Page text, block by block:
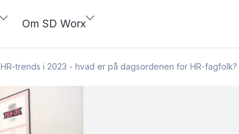
Om SD Worx
HR-trends i 2023 - hvad er på dagsordenen for HR-fagfolk?